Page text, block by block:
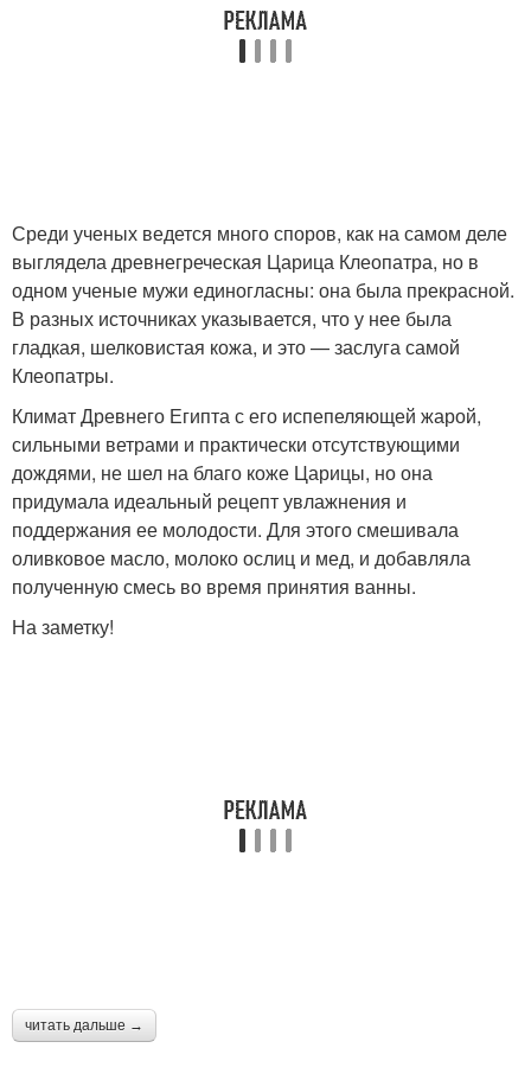
Среди ученых ведется много споров, как на самом деле
выглядела древнегреческая Царица Клеопатра, но в
одном ученые мужи единогласны: она была прекрасной.
В разных источниках указывается, что у нее была
гладкая, шелковистая кожа, и это — заслуга самой
Клеопатры.
Климат Древнего Египта с его испепеляющей жарой,
сильными ветрами и практически отсутствующими
дождями, не шел на благо коже Царицы, но она
придумала идеальный рецепт увлажнения и
поддержания ее молодости. Для этого смешивала
оливковое масло, молоко ослиц и мед, и добавляла
полученную смесь во время принятия ванны.
На заметку!
читать дальше →